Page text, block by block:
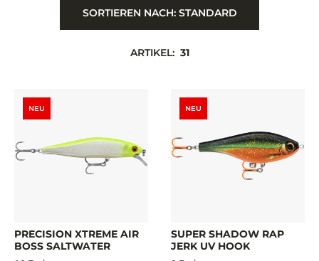
SORTIEREN NACH: STANDARD
ARTIKEL: 31
NEU
PRECISION XTREME AIR
BOSS SALTWATER
NEU
SUPER SHADOW RAP
JERK UV HOOK